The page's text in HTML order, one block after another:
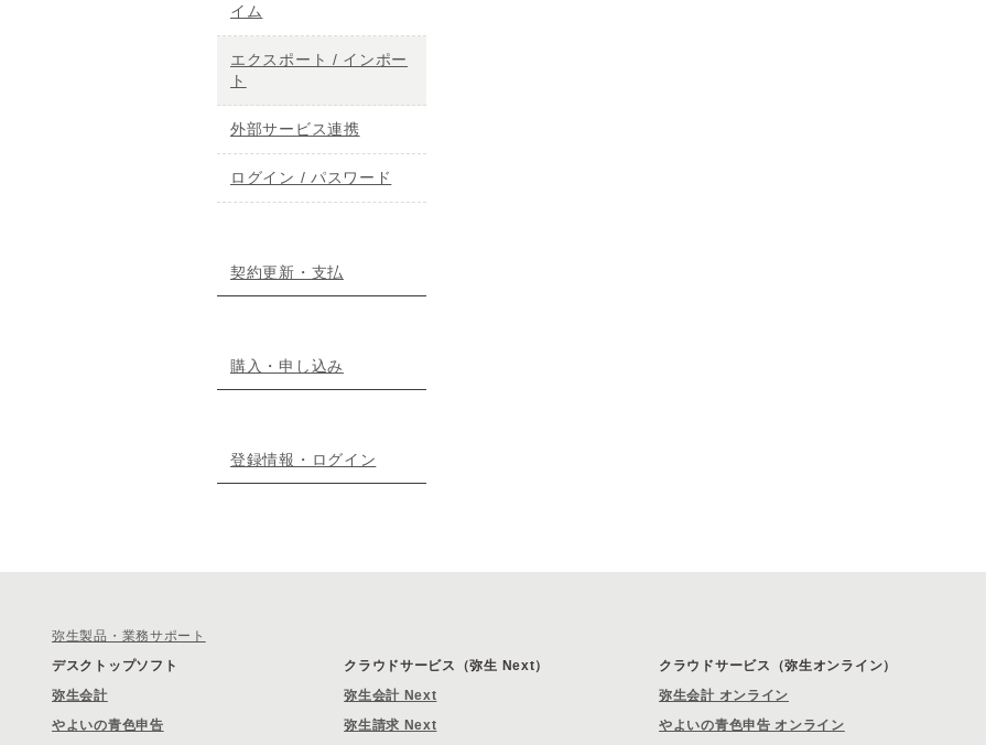
イム
エクスポート / インポー
ト
外部サービス連携
ログイン / パスワード
契約更新・支払
購入・申し込み
登録情報・ログイン
弥生製品・業務サポート
デスクトップソフト
弥生会計
やよいの青色申告
クラウドサービス（弥生 Next）
弥生会計 Next
弥生請求 Next
クラウドサービス（弥生オンライン）
弥生会計 オンライン
やよいの青色申告 オンライン